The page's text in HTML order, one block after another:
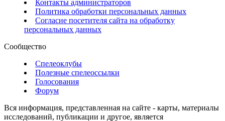
Контакты администраторов
Политика обработки персональных данных
Согласие посетителя сайта на обработку
персональных данных
Сообщество
Спелеоклубы
Полезные спелеоссылки
Голосования
Форум
Вся информация, представленная на сайте - карты, материалы
исследований, публикации и другое, является